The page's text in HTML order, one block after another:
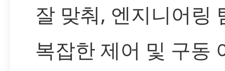
잘 맞춰, 엔지니어링
복잡한 제어 및 구동